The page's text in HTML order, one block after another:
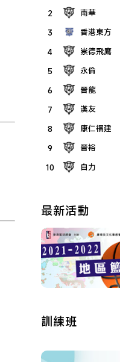
2
南華
3
香港東方
4
崇德飛鷹
5
永倫
6
晉龍
7
漢友
8
康仁福建
9
晉裕
10
自力
最新活動
訓練班